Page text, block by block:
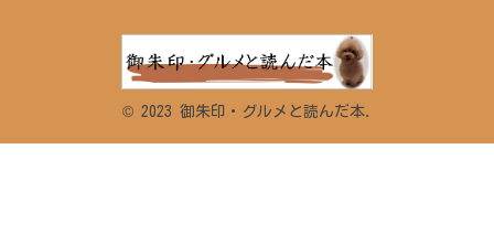
© 2023 御朱印・グルメと読んだ本.